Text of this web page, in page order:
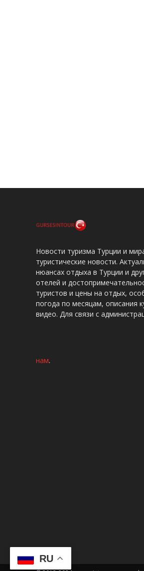
Новости туризма Турции и
туристические новости.
нюансах отдыха в Турции и
отелей и
туристов и цены на отдых,
погода по месяцам, описания
видео. Для связи с
нам.
RU